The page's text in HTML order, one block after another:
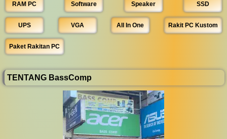
RAM PC Software Speaker SSD
UPS VGA All In One Rakit PC Kustom
Paket Rakitan PC
TENTANG BassComp